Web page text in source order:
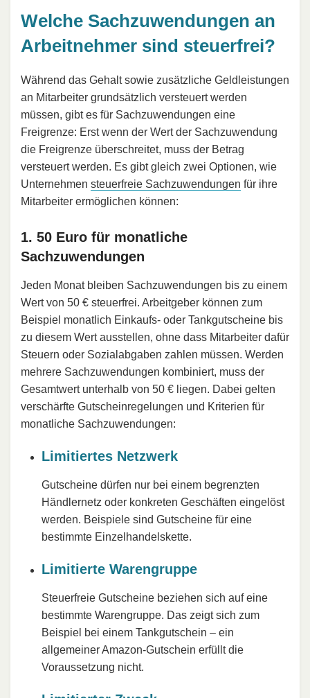
Welche Sachzuwendungen an
Arbeitnehmer sind steuerfrei?
Während das Gehalt sowie zusätzliche Geldleistungen
an Mitarbeiter grundsätzlich versteuert werden
müssen, gibt es für Sachzuwendungen eine
Freigrenze: Erst wenn der Wert der Sachzuwendung
die Freigrenze überschreitet, muss der Betrag
versteuert werden. Es gibt gleich zwei Optionen, wie
Unternehmen steuerfreie Sachzuwendungen für ihre
Mitarbeiter ermöglichen können:
1. 50 Euro für monatliche
Sachzuwendungen
Jeden Monat bleiben Sachzuwendungen bis zu einem
Wert von 50 € steuerfrei. Arbeitgeber können zum
Beispiel monatlich Einkaufs- oder Tankgutscheine bis
zu diesem Wert ausstellen, ohne dass Mitarbeiter dafür
Steuern oder Sozialabgaben zahlen müssen. Werden
mehrere Sachzuwendungen kombiniert, muss der
Gesamtwert unterhalb von 50 € liegen. Dabei gelten
verschärfte Gutscheinregelungen und Kriterien für
monatliche Sachzuwendungen:
Limitiertes Netzwerk
Gutscheine dürfen nur bei einem begrenzten
Händlernetz oder konkreten Geschäften eingelöst
werden. Beispiele sind Gutscheine für eine
bestimmte Einzelhandelskette.
Limitierte Warengruppe
Steuerfreie Gutscheine beziehen sich auf eine
bestimmte Warengruppe. Das zeigt sich zum
Beispiel bei einem Tankgutschein – ein
allgemeiner Amazon-Gutschein erfüllt die
Voraussetzung nicht.